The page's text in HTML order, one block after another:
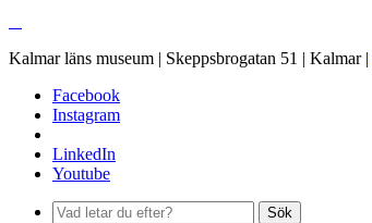
Kalmar läns museum | Skeppsbrogatan 51 | Kalmar |
Facebook
Instagram
LinkedIn
Youtube
Sök